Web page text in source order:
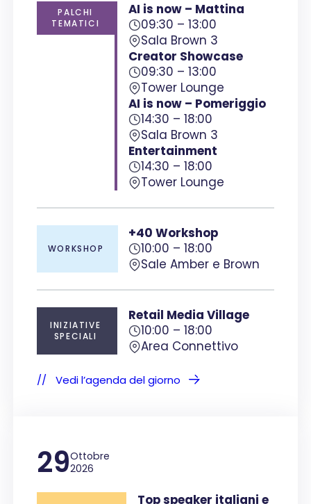
PALCHI
TEMATICI
AI is now – Mattina
09:30 – 13:00
Sala Brown 3
Creator Showcase
09:30 – 13:00
Tower Lounge
AI is now – Pomeriggio
14:30 – 18:00
Sala Brown 3
Entertainment
14:30 – 18:00
Tower Lounge
WORKSHOP
+40 Workshop
10:00 – 18:00
Sale Amber e Brown
INIZIATIVE
SPECIALI
Retail Media Village
10:00 – 18:00
Area Connettivo
Vedi l’agenda del giorno
29Ottobre
2026
Top speaker italiani e